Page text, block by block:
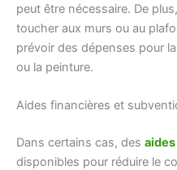
peut être nécessaire. De
toucher aux murs ou au
prévoir des dépenses pour
ou la peinture.
Aides financières et
Dans certains cas, des
disponibles pour réduire le